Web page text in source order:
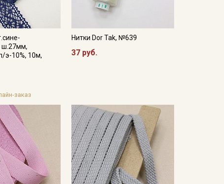
ш.27мм,
э-10%, 10м,
заказ
Нитки Dor Tak, №639
37 руб.